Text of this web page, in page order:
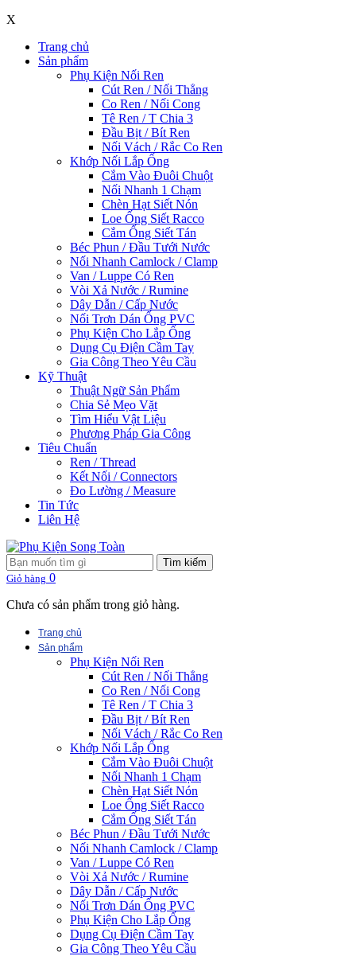
X
Trang chủ
Sản phẩm
Phụ Kiện Nối Ren
Cút Ren / Nối Thẳng
Co Ren / Nối Cong
Tê Ren / T Chia 3
Đầu Bịt / Bít Ren
Nối Vách / Rắc Co Ren
Khớp Nối Lắp Ống
Cắm Vào Đuôi Chuột
Nối Nhanh 1 Chạm
Chèn Hạt Siết Nón
Loe Ống Siết Racco
Cắm Ống Siết Tán
Béc Phun / Đầu Tưới Nước
Nối Nhanh Camlock / Clamp
Van / Luppe Có Ren
Vòi Xả Nước / Rumine
Dây Dẫn / Cấp Nước
Nối Trơn Dán Ống PVC
Phụ Kiện Cho Lắp Ống
Dụng Cụ Điện Cầm Tay
Gia Công Theo Yêu Cầu
Kỹ Thuật
Thuật Ngữ Sản Phẩm
Chia Sẻ Mẹo Vặt
Tìm Hiểu Vật Liệu
Phương Pháp Gia Công
Tiêu Chuẩn
Ren / Thread
Kết Nối / Connectors
Đo Lường / Measure
Tin Tức
Liên Hệ
Tìm kiếm
Giỏ hàng 0
Chưa có sản phẩm trong giỏ hàng.
Trang chủ
Sản phẩm
Phụ Kiện Nối Ren
Cút Ren / Nối Thẳng
Co Ren / Nối Cong
Tê Ren / T Chia 3
Đầu Bịt / Bít Ren
Nối Vách / Rắc Co Ren
Khớp Nối Lắp Ống
Cắm Vào Đuôi Chuột
Nối Nhanh 1 Chạm
Chèn Hạt Siết Nón
Loe Ống Siết Racco
Cắm Ống Siết Tán
Béc Phun / Đầu Tưới Nước
Nối Nhanh Camlock / Clamp
Van / Luppe Có Ren
Vòi Xả Nước / Rumine
Dây Dẫn / Cấp Nước
Nối Trơn Dán Ống PVC
Phụ Kiện Cho Lắp Ống
Dụng Cụ Điện Cầm Tay
Gia Công Theo Yêu Cầu